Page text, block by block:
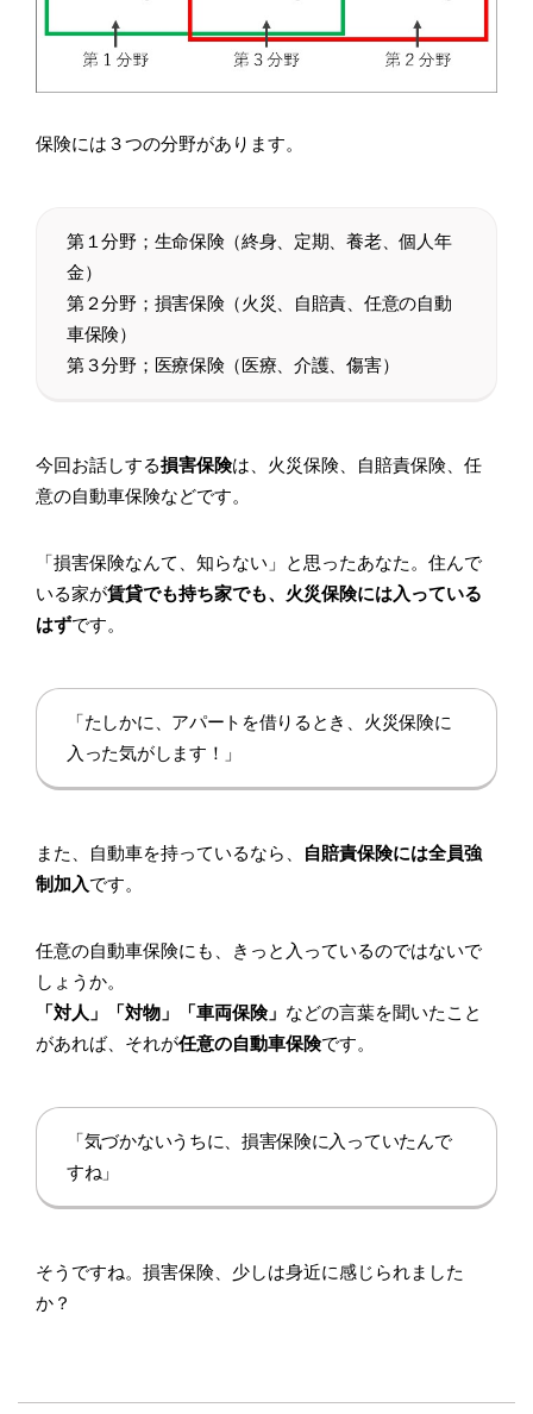
保険には３つの分野があります。
第１分野；生命保険（終身、定期、養老、個人年
金）
第２分野；損害保険（火災、自賠責、任意の自動
車保険）
第３分野；医療保険（医療、介護、傷害）
今回お話しする損害保険は、火災保険、自賠責保険、任
意の自動車保険などです。
「損害保険なんて、知らない」と思ったあなた。住んで
いる家が賃貸でも持ち家でも、火災保険には入っている
はずです。
「たしかに、アパートを借りるとき、火災保険に
入った気がします！」
また、自動車を持っているなら、
自賠責保険には全員強
制加入です。
任意の自動車保険にも、きっと入っているのではないで
しょうか。
「対人」「対物」「車両保険」 などの言葉を聞いたこと
があれば、それが任意の自動車保険です。
「気づかないうちに、損害保険に入っていたんで
すね」
そうですね。損害保険、少しは身近に感じられました
か？